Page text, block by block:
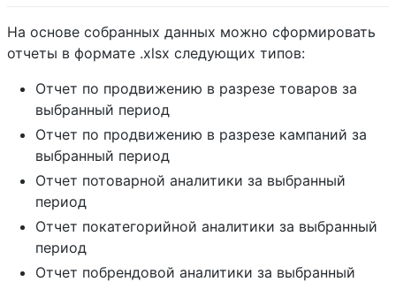
На основе собранных данных можно сформировать
отчеты в формате .xlsx следующих типов:
Отчет по продвижению в разрезе товаров за
выбранный период
Отчет по продвижению в разрезе кампаний за
выбранный период
Отчет потоварной аналитики за выбранный
период
Отчет покатегорийной аналитики за выбранный
период
Отчет побрендовой аналитики за выбранный